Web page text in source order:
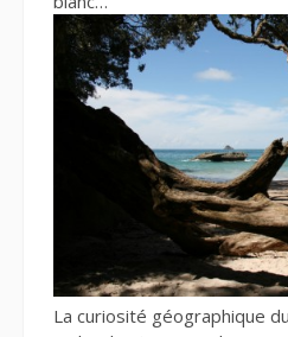
La curiosité géographique